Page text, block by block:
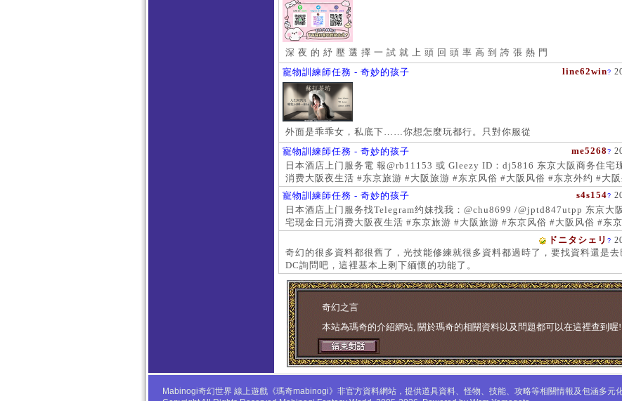
深 夜 的 紓 壓 選 擇 一 試 就 上 頭 回 頭 率 高 到 誇 張 熱 門
line62win?
寵物訓練師任務 - 奇妙的孩子
外面是乖乖女，私底下……你想怎麼玩都行。只對你服從
me5268 ?
寵物訓練師任務 - 奇妙的孩子
日本酒店上门服务電 報@rb11153 或 Gleezy ID：dj5816 东京大阪商务住宅
消费大阪夜生活 #东京旅游 #大阪旅游 #东京风俗 #大阪风俗 #东京外约 #大
京上门服务 #大阪上门服务新宿风俗 #梅田风俗 #歌舞伎町 #日本女孩 #大阪
本萝莉 #大阪萝莉 #日本学生妹
s4s154?
寵物訓練師任務 - 奇妙的孩子
日本酒店上门服务找Telegram约妹找我：@chu8699 /@jptd847utpp 东京大
宅现金日元消费大阪夜生活 #东京旅游 #大阪旅游 #东京风俗 #大阪风俗 #东
大阪外约 #东京上门服务 #大阪上门服务新宿风俗 #梅田风俗 #歌舞伎町 #心
#日本女孩 #大阪女孩 #日本萝莉 #大阪萝莉 #日本学生妹
ドニタシェリ ?
奇幻的很多資料都很舊了，光技能修練就很多資料都過時了，要找資料還是去
DC詢問吧，這裡基本上剩下緬懷的功能了。
奇幻之言
本站為瑪奇的介紹網站, 關於瑪奇的相關資料以及問題都可以在這裡查到喔
Mabinogi奇幻世界 線上遊戲《瑪奇mabinogi》非官方資料網站，提供道具資料、怪物、技能、攻略等相關情報及包涵多元